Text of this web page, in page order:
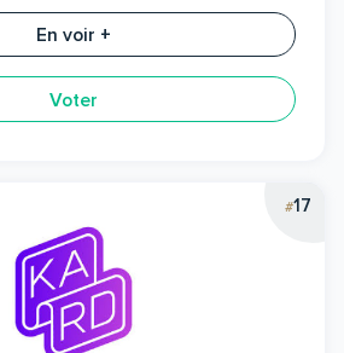
En voir +
Voter
#17